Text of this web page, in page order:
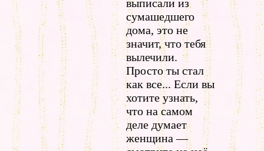
выписали из
сумашедшего
дома, это не
значит, что тебя
вылечили.
Просто ты стал
как все... Если вы
хотите узнать,
что на самом
деле думает
женщина —